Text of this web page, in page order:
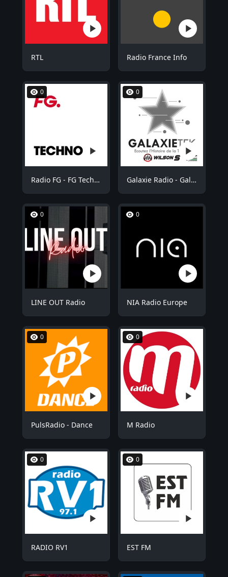
RTL Radio France Info
0
Radio FG - FG Techno
0
Galaxie Radio - GalaxieTek
0
LINE OUT Radio
0
NIA Radio Europe
0
PulsRadio - Dance
0
M Radio
0
RADIO RV1
0
EST FM